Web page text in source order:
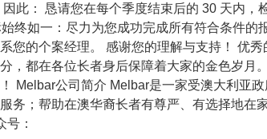
此： 恳请您在每个季度结束后的 30 天内
终如一：尽力为您成功完成所有符合条件
您的个案经理。 感谢您的理解与支持！ 优
，都在各位长者身后保障着大家的金色岁
Melbar公司简介 Melbar是一家受澳大利亚
务；帮助在澳华裔长者有尊严、有选择地
：